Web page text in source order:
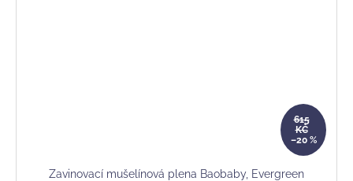
615
KČ
–20 %
Zavinovací mušelínová plena Baobaby, Evergreen